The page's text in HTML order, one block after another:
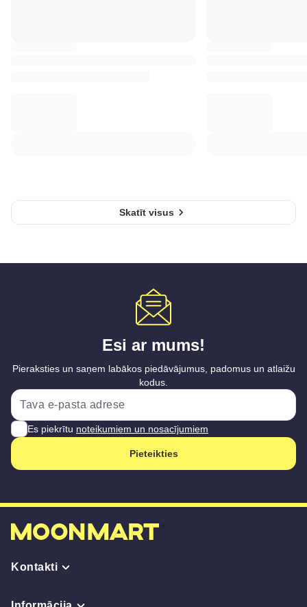
Skatīt visus
Esi ar mums!
Pieraksties un saņem labākos piedāvājumus, padomus un atlaižu
kodus.
Es piekrītu noteikumiem un nosacījumiem
Pieteikties
Kontakti